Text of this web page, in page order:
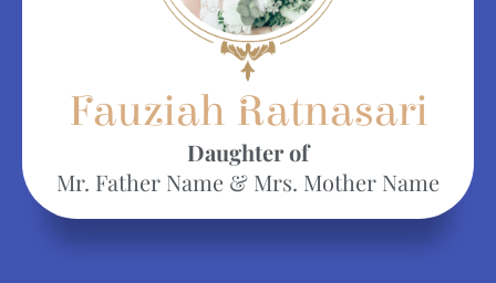
Fauziah Ratnasari​
Daughter of
Mr. Father Name & Mrs. Mother Name